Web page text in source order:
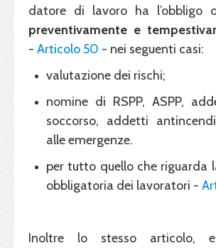
datore di lavoro ha l’obbligo
preventivamente e
- Articolo 50 - nei seguenti casi:
valutazione dei rischi;
nomine di RSPP, ASPP,
soccorso, addetti
alle emergenze.
per tutto quello che riguarda
obbligatoria dei lavoratori -
Inoltre lo stesso articolo,